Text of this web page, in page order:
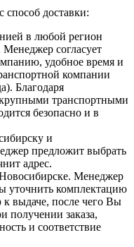
доставки:
в любой регион
согласует
удобное время и
компании
Благодаря
транспортными
безопасно и в
и
предложит выбрать
адрес.
Менеджер
уточнить комплектацию
к выдаче, после чего Вы
получении заказа,
и соответствие